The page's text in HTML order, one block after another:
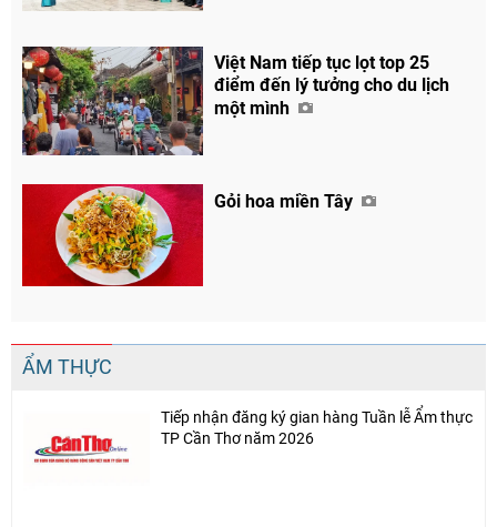
Việt Nam tiếp tục lọt top 25
điểm đến lý tưởng cho du lịch
một mình
Gỏi hoa miền Tây
ẨM THỰC
Tiếp nhận đăng ký gian hàng Tuần lễ Ẩm thực
TP Cần Thơ năm 2026